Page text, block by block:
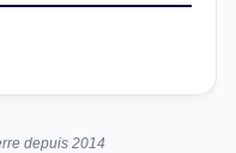
depuis 2014